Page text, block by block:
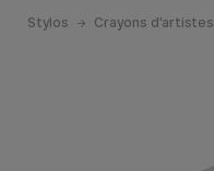
Stylos Crayons d'artistes